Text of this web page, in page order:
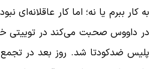
به کار ببرم یا نه؛ اما کار عاقلانه‌ای
در داووس صحبت می‌کند در توییتی
پلیس ضدکودتا شد. روز بعد در تجمع